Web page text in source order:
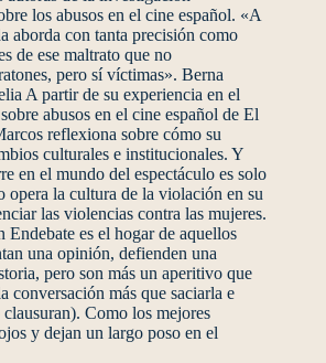
los abusos en el cine español. «A
aborda con tanta precisión como
de ese maltrato que no
pero sí víctimas». Berna
A partir de su experiencia en el
abusos en el cine español de El
reflexiona sobre cómo su
culturales e institucionales. Y
en el mundo del espectáculo es solo
opera la cultura de la violación en su
las violencias contra las mujeres.
es el hogar de aquellos
una opinión, defienden una
pero son más un aperitivo que
conversación más que saciarla e
Como los mejores
y dejan un largo poso en el